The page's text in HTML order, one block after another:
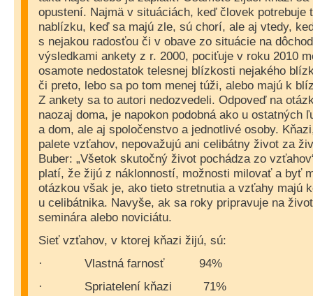
opustení. Najmä v situáciách, keď človek potrebuje
nablízku, keď sa majú zle, sú chorí, ale aj vtedy,
s nejakou radosťou či v obave zo situácie na
výsledkami ankety z r. 2000, pociťuje v roku 2010
osamote nedostatok telesnej blízkosti nejakého
či preto, lebo sa po tom menej túži, alebo majú k
Z ankety sa to autori nedozvedeli. Odpoveď na
naozaj doma, je napokon podobná ako u ostatných
a dom, ale aj spoločenstvo a jednotlivé osoby.
palete vzťahov, nepovažujú ani celibátny život za
Buber: „Všetok skutočný život pochádza zo
platí, že žijú z náklonností, možnosti milovať a byť
otázkou však je, ako tieto stretnutia a vzťahy majú
u celibátnika. Navyše, ak sa roky pripravuje na
seminára alebo noviciátu.
Sieť vzťahov, v ktorej kňazi žijú, sú:
· Vlastná farnosť 94%
· Spriatelení kňazi 71%